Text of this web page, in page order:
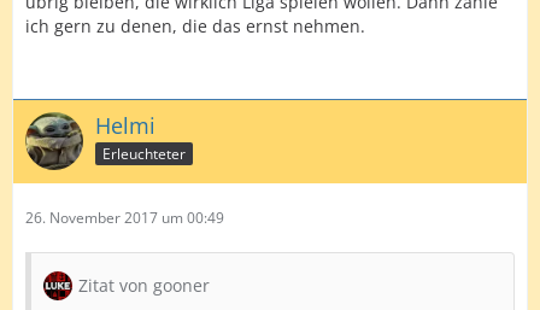
ich gern zu denen, die das ernst nehmen.
Helmi
Erleuchteter
26. November 2017 um 00:49
Zitat von gooner